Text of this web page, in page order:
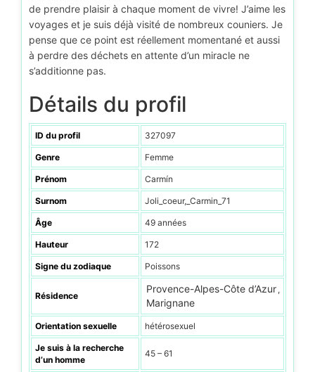
de prendre plaisir à chaque moment de vivre! J’aime les
voyages et je suis déjà visité de nombreux couniers. Je
pense que ce point est réellement momentané et aussi
à perdre des déchets en attente d’un miracle ne
s’additionne pas.
Détails du profil
ID du profil 327097
Genre Femme
Prénom Carmín
Surnom Joli_coeur,_Carmin_71
Âge 49 années
Hauteur 172
Signe du zodiaque Poissons
Résidence
Provence-Alpes-Côte d’Azur ,
Marignane
Orientation sexuelle hétérosexuel
Je suis à la recherche
d’un homme
45 – 61